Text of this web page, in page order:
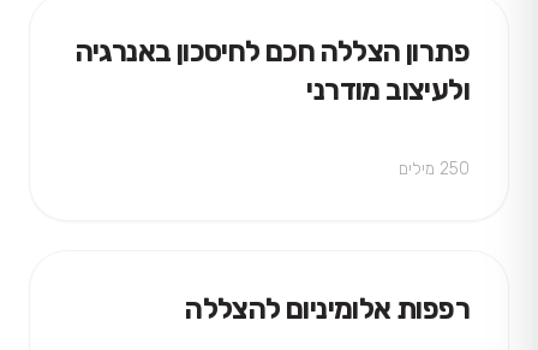
פתרון הצללה חכם לחיסכון באנרגיה
ולעיצוב מודרני
250 מילים
רפפות אלומיניום להצללה